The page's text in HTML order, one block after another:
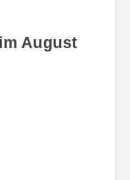
August